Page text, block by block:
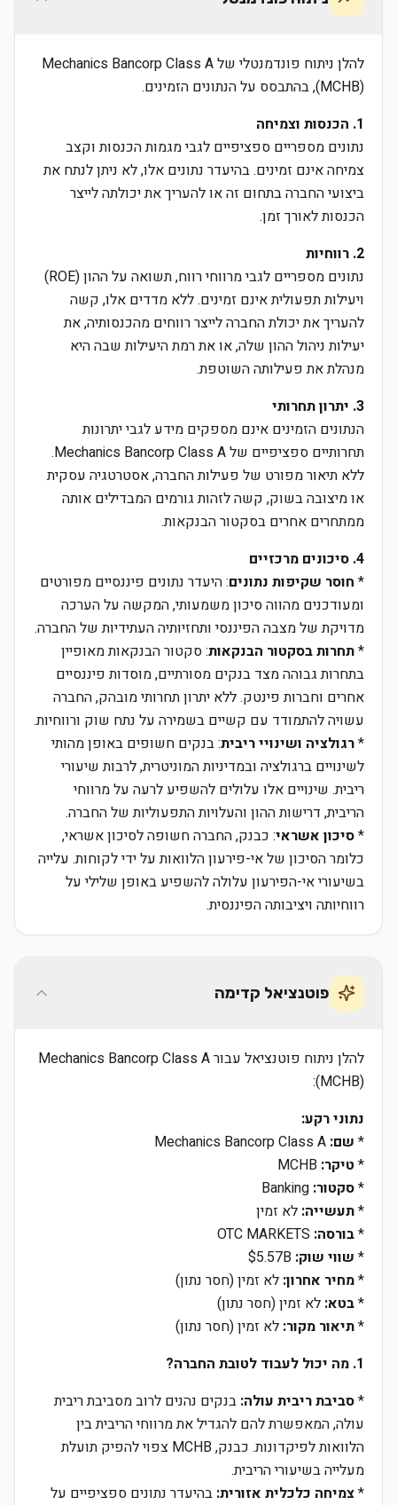
להלן ניתוח פונדמנטלי של Mechanics Bancorp Class A
(MCHB), בהתבסס על הנתונים הזמינים.
1. הכנסות וצמיחה
נתונים מספריים ספציפיים לגבי מגמות הכנסות וקצב
צמיחה אינם זמינים. בהיעדר נתונים אלו, לא ניתן לנתח את
ביצועי החברה בתחום זה או להעריך את יכולתה לייצר
הכנסות לאורך זמן.
2. רווחיות
נתונים מספריים לגבי מרווחי רווח, תשואה על ההון (ROE)
ויעילות תפעולית אינם זמינים. ללא מדדים אלו, קשה
להעריך את יכולת החברה לייצר רווחים מהכנסותיה, את
יעילות ניהול ההון שלה, או את רמת היעילות שבה היא
מנהלת את פעילותה השוטפת.
3. יתרון תחרותי
הנתונים הזמינים אינם מספקים מידע לגבי יתרונות
תחרותיים ספציפיים של Mechanics Bancorp Class A.
ללא תיאור מפורט של פעילות החברה, אסטרטגיה עסקית
או מיצובה בשוק, קשה לזהות גורמים המבדילים אותה
ממתחרים אחרים בסקטור הבנקאות.
4. סיכונים מרכזיים
* חוסר שקיפות נתונים: היעדר נתונים פיננסיים מפורטים
ומעודכנים מהווה סיכון משמעותי, המקשה על הערכה
מדויקת של מצבה הפיננסי ותחזיותיה העתידיות של החברה.
*תחרות בסקטור הבנקאות: סקטור הבנקאות מאופיין
בתחרות גבוהה מצד בנקים מסורתיים, מוסדות פיננסיים
אחרים וחברות פינטק. ללא יתרון תחרותי מובהק, החברה
עשויה להתמודד עם קשיים בשמירה על נתח שוק ורווחיות.
*רגולציה ושינויי ריבית: בנקים חשופים באופן מהותי
לשינויים ברגולציה ובמדיניות המוניטרית, לרבות שיעורי
ריבית. שינויים אלו עלולים להשפיע לרעה על מרווחי
הריבית, דרישות ההון והעלויות התפעוליות של החברה.
*סיכון אשראי: כבנק, החברה חשופה לסיכון אשראי,
כלומר הסיכון של אי-פירעון הלוואות על ידי לקוחות. עלייה
בשיעורי אי-הפירעון עלולה להשפיע באופן שלילי על
רווחיותה ויציבותה הפיננסית.
פוטנציאל קדימה
להלן ניתוח פוטנציאל עבור Mechanics Bancorp Class A
(MCHB):
נתוני רקע:
* שם:
* טיקר:
*סקטור:
*תעשייה: לא זמין
*בורסה:
* שווי שוק:
*מחיר אחרון: לא זמין (חסר נתון)
*בטא: לא זמין (חסר נתון)
*תיאור מקור: לא זמין (חסר נתון)
1. מה יכול לעבוד לטובת החברה?
*סביבת ריבית עולה: בנקים נהנים לרוב מסביבת ריבית
עולה, המאפשרת להם להגדיל את מרווחי הריבית בין
הלוואות לפיקדונות. כבנק, MCHB צפוי להפיק תועלת
מעלייה בשיעורי הריבית.
*צמיחה כלכלית אזורית: בהיעדר נתונים ספציפיים על